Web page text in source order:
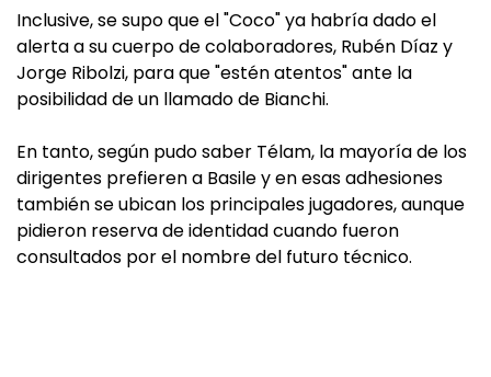
Inclusive, se supo que el "Coco" ya habría dado el
alerta a su cuerpo de colaboradores, Rubén Díaz y
Jorge Ribolzi, para que "estén atentos" ante la
posibilidad de un llamado de Bianchi.
En tanto, según pudo saber Télam, la mayoría de los
dirigentes prefieren a Basile y en esas adhesiones
también se ubican los principales jugadores, aunque
pidieron reserva de identidad cuando fueron
consultados por el nombre del futuro técnico.